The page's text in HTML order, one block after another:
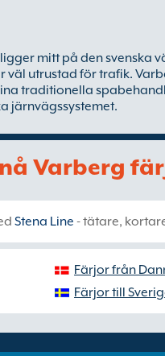
mitt på den svenska
utrustad för trafik.
traditionella
järnvägssystemet.
Varberg
Stena Line - tätare,
Färjor från
Färjor till